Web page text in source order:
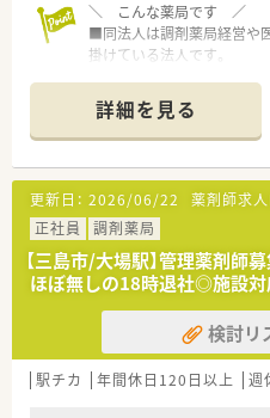
＼ こんな薬局です ／
■同法人は調剤薬局経営や
掛けている法人です。
集いたします。
■薬局における新たな事業
す。
＼ 店舗概要 ／
■主な応需科目は内科・消化器
です。
■1日あたりの処方箋枚数は
■若手世代！20～30代の薬
詳細を見る
更新日： 2026/06/22 薬剤師求人
正社員
調剤薬局
【三島市/大場駅】管理薬剤師
ほぼ無しの18時退社◎施設対
検討リ
駅チカ 年間休日120日以上 週